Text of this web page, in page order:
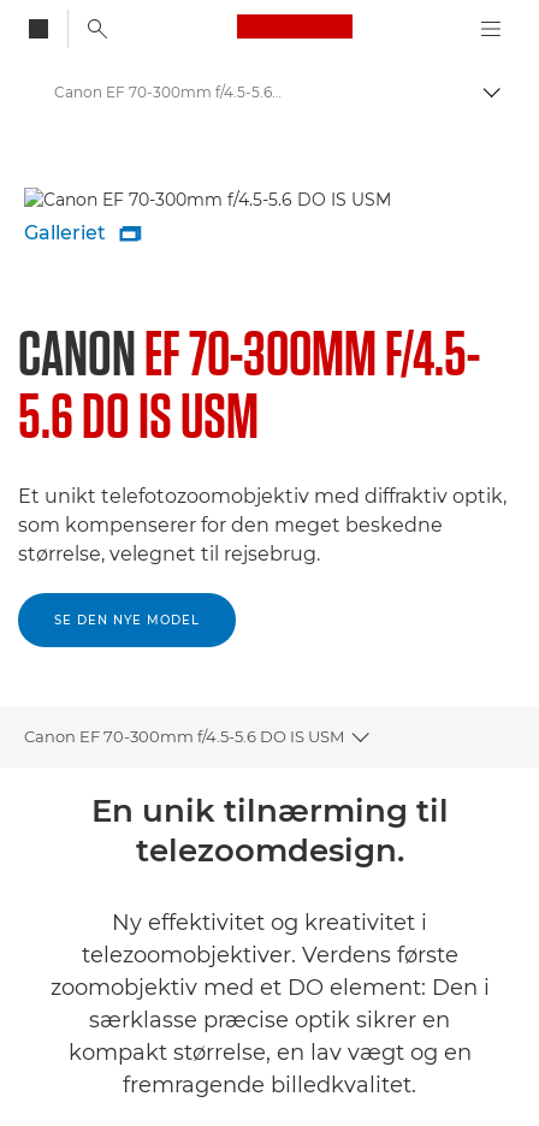
Canon Logo, back
Skift
Canon EF 70-300mm f/4.5-5.6 DO IS USM - Lenses - Camera & Photo lenses
Galleriet 
CANONEF 70-300MM F/4.5-
5.6 DO IS USM
Et unikt telefotozoomobjektiv med diffraktiv optik,
som kompenserer for den meget beskedne
størrelse, velegnet til rejsebrug.
SE DEN NYE MODEL
Canon EF 70-300mm f/4.5-5.6 DO IS USM
Toggle breadcrumbs
Specifikationer
En unik tilnærming til
telezoomdesign.
Ny effektivitet og kreativitet i
telezoomobjektiver. Verdens første
zoomobjektiv med et DO element: Den i
særklasse præcise optik sikrer en
kompakt størrelse, en lav vægt og en
fremragende billedkvalitet.